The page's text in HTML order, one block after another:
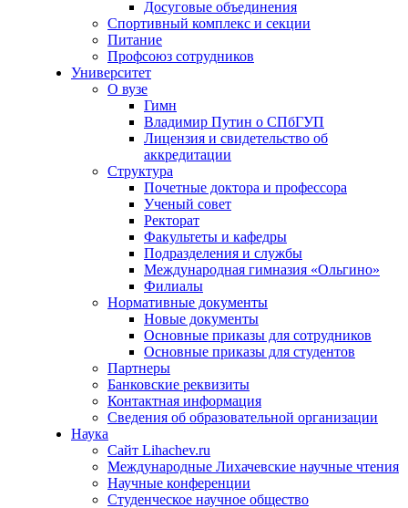
Досуговые объединения
Спортивный комплекс и секции
Питание
Профсоюз сотрудников
Университет
О вузе
Гимн
Владимир Путин о СПбГУП
Лицензия и свидетельство об
аккредитации
Структура
Почетные доктора и профессора
Ученый совет
Ректорат
Факультеты и кафедры
Подразделения и службы
Международная гимназия «Ольгино»
Филиалы
Нормативные документы
Новые документы
Основные приказы для сотрудников
Основные приказы для студентов
Партнеры
Банковские реквизиты
Контактная информация
Сведения об образовательной организации
Наука
Сайт Lihachev.ru
Международные Лихачевские научные чтения
Научные конференции
Студенческое научное общество